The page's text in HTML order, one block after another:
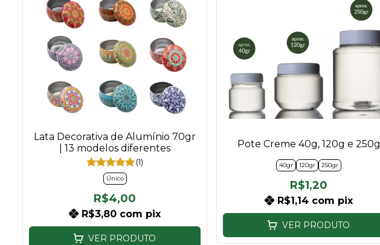
Lata Decorativa de Alumínio 70gr
| 13 modelos diferentes
(1)
Único
R$4,00
R$3,80 com pix
VER PRODUTO
Pote Creme 40g, 120g e 250g
40gr 120gr 250gr
R$1,20
R$1,14 com pix
VER PRODUTO